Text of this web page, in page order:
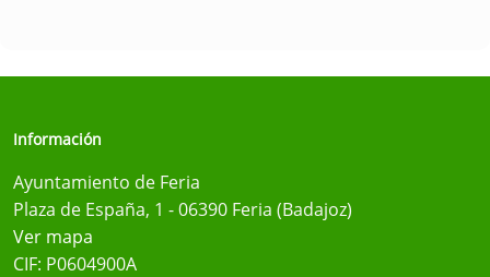
Información
Ayuntamiento de Feria
Plaza de España, 1 - 06390 Feria (Badajoz)
Ver mapa
CIF: P0604900A